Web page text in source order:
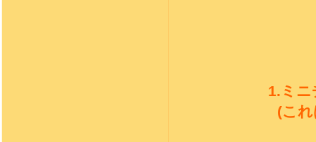
1. ミ
(こ